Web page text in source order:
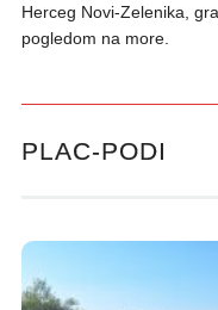
Herceg Novi-Zelenika,
pogledom na more.
PLAC-PODI